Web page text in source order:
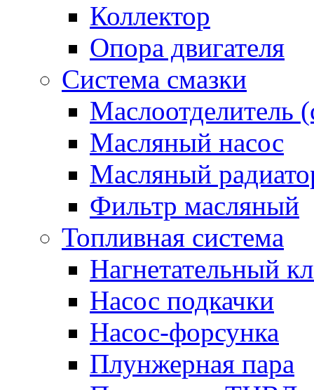
Коллектор
Опора двигателя
Система смазки
Маслоотделитель
Масляный насос
Масляный
Фильтр масляный
Топливная система
Нагнетательный
Насос подкачки
Насос-форсунка
Плунжерная пара